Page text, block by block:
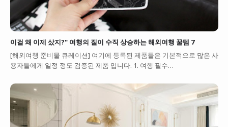
이걸 왜 이제 샀지?" 여행의 질이 수직 상승하는 해외여행 꿀템 7
[해외여행 준비물 큐레이션] 여기에 등록된 제품들은 기본적으로 많은 사
용자들에게 일정 정도 검증된 제품 입니다. 1. 여행 필수…